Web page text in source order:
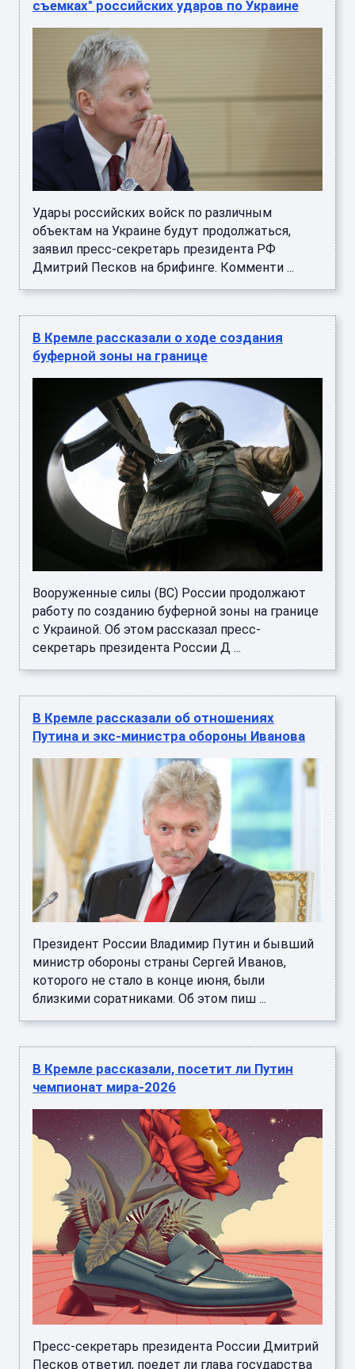
Удары российских войск по различным
объектам на Украине будут продолжаться,
заявил пресс-секретарь президента РФ
Дмитрий Песков на брифинге. Комменти ...
В Кремле рассказали о ходе создания
буферной зоны на границе
Вооруженные силы (ВС) России продолжают
работу по созданию буферной зоны на границе
с Украиной. Об этом рассказал пресс-
секретарь президента России Д ...
В Кремле рассказали об отношениях
Путина и экс-министра обороны Иванова
Президент России Владимир Путин и бывший
министр обороны страны Сергей Иванов,
которого не стало в конце июня, были
близкими соратниками. Об этом пиш ...
В Кремле рассказали, посетит ли Путин
чемпионат мира-2026
Пресс-секретарь президента России Дмитрий
Песков ответил, поедет ли глава государства
Владимир Путин на мундиаль. ...